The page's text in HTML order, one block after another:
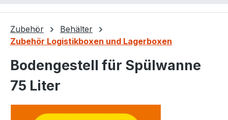
Zubehör
Behälter
Zubehör Logistikboxen und Lagerboxen
Bodengestell für Spülwanne
75 Liter